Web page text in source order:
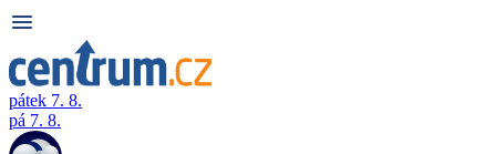
pátek 7. 8.
pá 7. 8.